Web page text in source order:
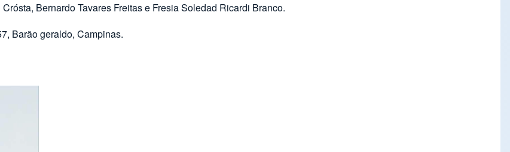
Bernardo Tavares Freitas e Fresia Soledad Ricardi Branco.
Barão geraldo, Campinas.